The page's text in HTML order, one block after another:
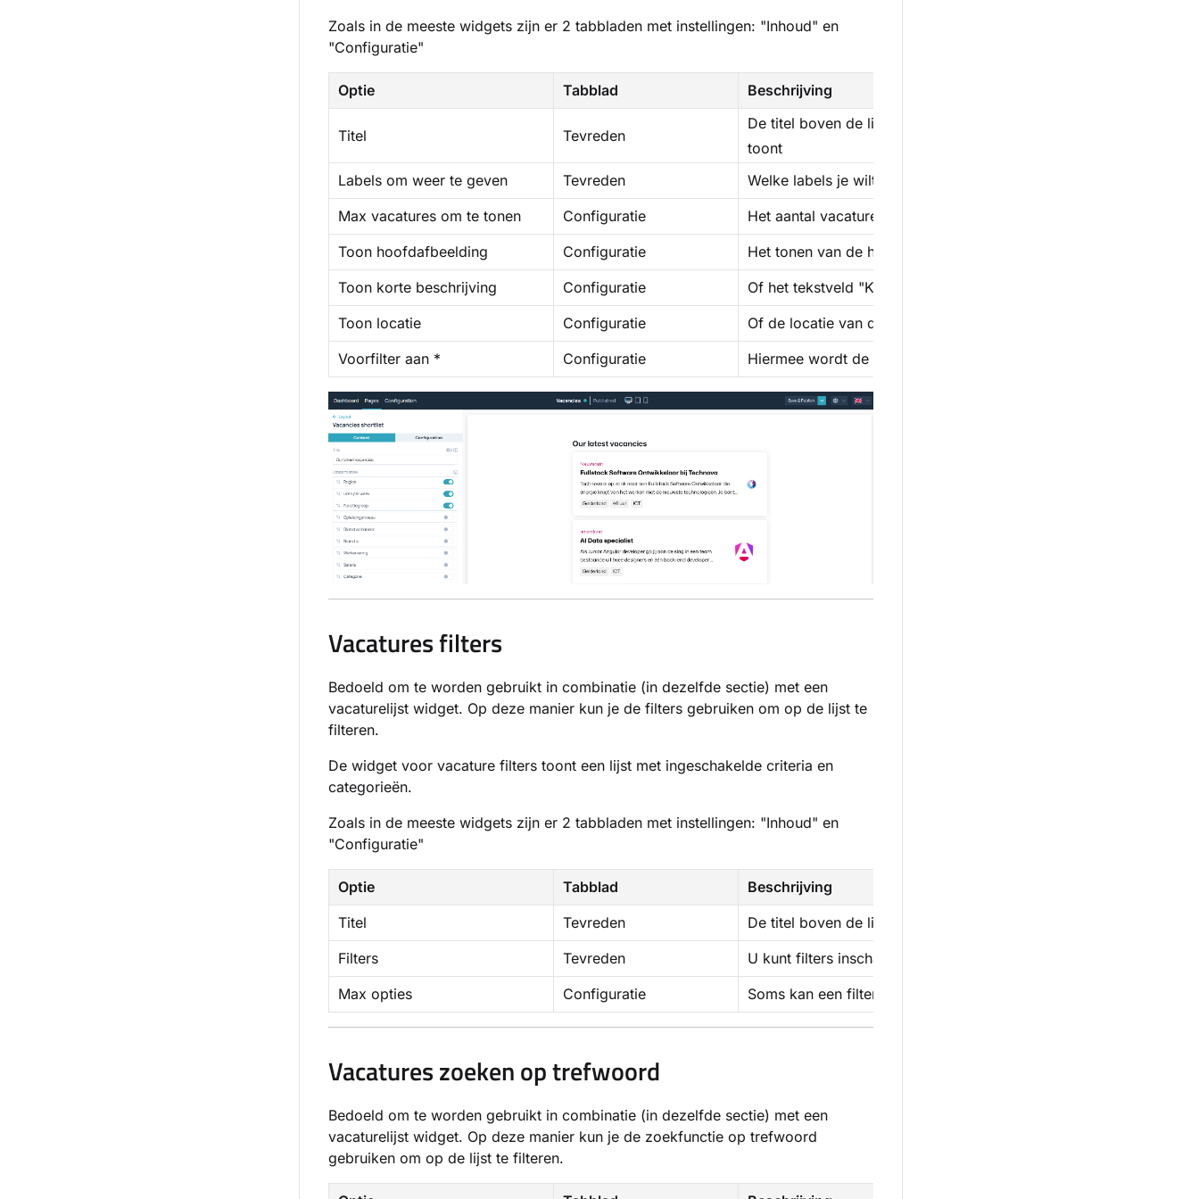
Zoals in de meeste widgets zijn er 2 tabbladen met instellingen: "Inhoud" en
"Configuratie"
Optie Tabblad Beschrijving
Titel Tevreden
De titel boven de lijst met vacatures. Het ondersteunt een
toont
Labels om weer te geven
Tevreden
Welke labels je wilt tonen onder de titel van de vacature in de
Max vacatures om te tonen
Configuratie
Het aantal vacatures dat in de shortlist wordt getoond
Toon hoofdafbeelding
Configuratie
Het tonen van de hoofdafbeelding (vaak werkgeverslogo) van de
Toon korte beschrijving
Configuratie
Of het tekstveld "Korte beschrijving" onder de titel moet worden
Toon locatie
Configuratie
Of de locatie van de baan bovenaan de titel moet worden
Voorfilter aan *
Configuratie Hiermee wordt de lijst vooraf gefilterd op criteria of categorie.
Vacatures filters
Bedoeld om te worden gebruikt in combinatie (in dezelfde sectie) met een
vacaturelijst widget. Op deze manier kun je de filters gebruiken om op de lijst te
filteren.
De widget voor vacature filters toont een lijst met ingeschakelde criteria en
categorieën.
Zoals in de meeste widgets zijn er 2 tabbladen met instellingen: "Inhoud" en
"Configuratie"
Optie Tabblad
Beschrijving
Titel
Tevreden
De titel boven de lijst met filters. Als je wilt, kun je het leeg maken.
Filters
Tevreden
U kunt filters inschakelen en sorteren door ze te slepen.
Max opties
Configuratie Soms kan een filter veel opties bevatten, door een maximum in
Vacatures zoeken op trefwoord
Bedoeld om te worden gebruikt in combinatie (in dezelfde sectie) met een
vacaturelijst widget. Op deze manier kun je de zoekfunctie op trefwoord
gebruiken om op de lijst te filteren.